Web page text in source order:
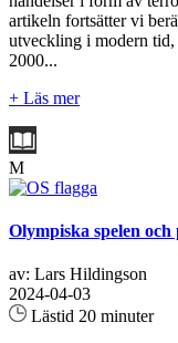
artikeln fortsätter vi
utveckling i modern
2000...
+ Läs mer
M
Olympiska spelen
av: Lars Hildingson
2024-04-03
Lästid 20 minuter